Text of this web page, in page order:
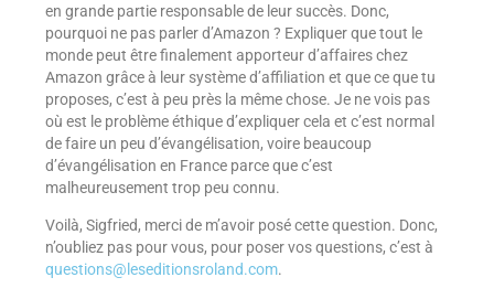
en grande partie responsable de leur succès. Donc,
pourquoi ne pas parler d’Amazon ? Expliquer que tout le
monde peut être finalement apporteur d’affaires chez
Amazon grâce à leur système d’affiliation et que ce que tu
proposes, c’est à peu près la même chose. Je ne vois pas
où est le problème éthique d’expliquer cela et c’est normal
de faire un peu d’évangélisation, voire beaucoup
d’évangélisation en France parce que c’est
malheureusement trop peu connu.
Voilà, Sigfried, merci de m’avoir posé cette question. Donc,
n’oubliez pas pour vous, pour poser vos questions, c’est à
questions@leseditionsroland.com.